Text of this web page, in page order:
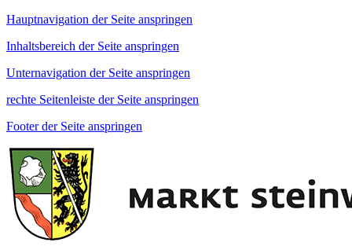
Hauptnavigation der Seite anspringen
Inhaltsbereich der Seite anspringen
Unternavigation der Seite anspringen
rechte Seitenleiste der Seite anspringen
Footer der Seite anspringen